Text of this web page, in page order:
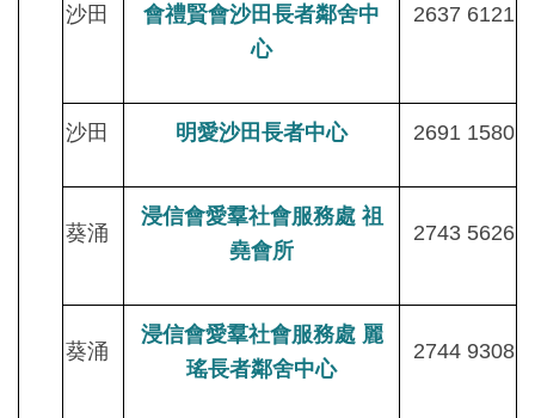
沙田
會禮賢會沙田長者鄰舍中
心
2637 6121
沙田 明愛沙田長者中心 2691 1580
葵涌
浸信會愛羣社會服務處 祖
堯會所
2743 5626
葵涌
浸信會愛羣社會服務處 麗
瑤長者鄰舍中心
2744 9308